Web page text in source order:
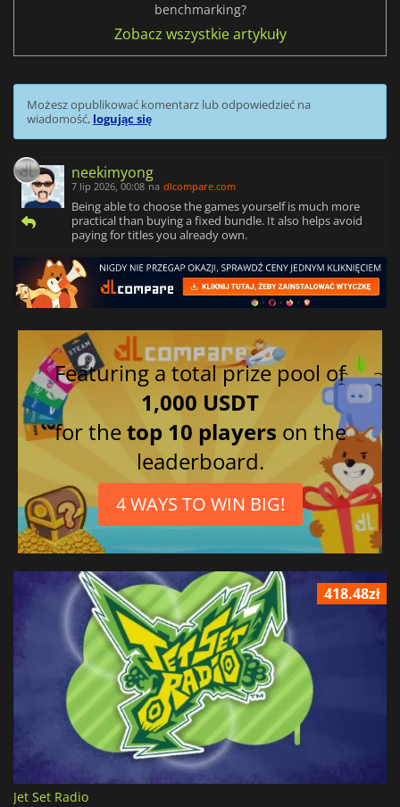
benchmarking?
Zobacz wszystkie artykuły
Możesz opublikować komentarz lub odpowiedzieć na
wiadomość, logując się
neekimyong
7 lip 2026, 00:08 na dlcompare.com
Being able to choose the games yourself is much more
practical than buying a fixed bundle. It also helps avoid
paying for titles you already own.
Featuring a total prize pool of
1,000 USDT
for thetop 10 players on the
leaderboard.
4 WAYS TO WIN BIG!
418.48zł
Jet Set Radio